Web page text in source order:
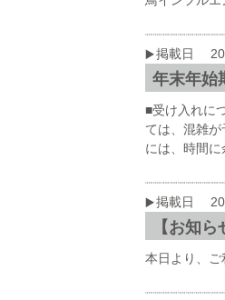
掲載日
年末年始
■受け入れに
ては、混雑
には、時間に
掲載日
【お知
本日より、